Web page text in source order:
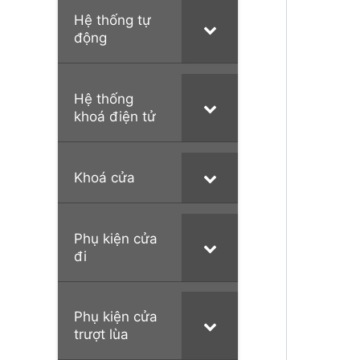
Hệ thống tự
động
Hệ thống
khoá điện tử
Khoá cửa
Phụ kiện cửa
đi
Phụ kiện cửa
trượt lùa